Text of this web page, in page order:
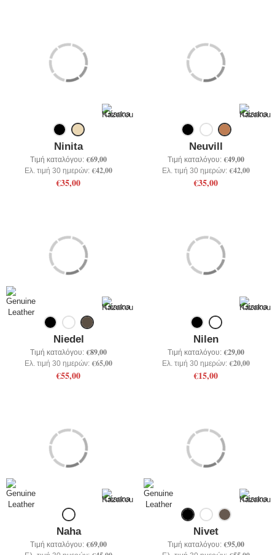
Ninita
Τιμή καταλόγου: €69,00
Ελ. τιμή 30 ημερών: €42,00
€35,00
Neuvill
Τιμή καταλόγου: €49,00
Ελ. τιμή 30 ημερών: €42,00
€35,00
Niedel
Τιμή καταλόγου: €89,00
Ελ. τιμή 30 ημερών: €65,00
€55,00
Nilen
Τιμή καταλόγου: €29,00
Ελ. τιμή 30 ημερών: €20,00
€15,00
Naha
Τιμή καταλόγου: €69,00
Nivet
Τιμή καταλόγου: €95,00